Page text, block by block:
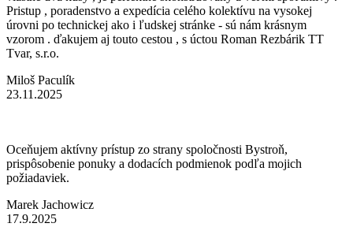
Pristup , poradenstvo a expedícia celého kolektívu na vysokej
úrovni po technickej ako i ľudskej stránke - sú nám krásnym
vzorom . ďakujem aj touto cestou , s úctou Roman Rezbárik TT
Tvar, s.r.o.
Miloš Paculík
23.11.2025
Oceňujem aktívny prístup zo strany spoločnosti Bystroň,
prispôsobenie ponuky a dodacích podmienok podľa mojich
požiadaviek.
Marek Jachowicz
17.9.2025